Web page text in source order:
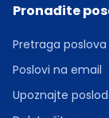
Pronađite
Pretraga poslova
Poslovi na email
Upoznajte